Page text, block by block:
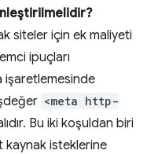
siteler için ek maliyeti
ipuçları
işaretlemesinde
<meta http-
Bu iki koşuldan biri
kaynak isteklerine